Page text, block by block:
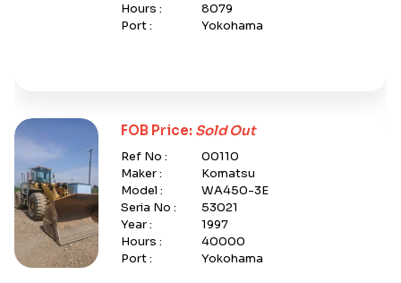
Hours :
8079
Port :
Yokohama
FOB Price: Sold Out
Ref No :
00110
Maker :
Komatsu
Model :
WA450-3E
Seria No :
53021
Year :
1997
Hours :
40000
Port :
Yokohama